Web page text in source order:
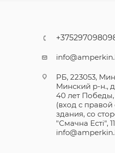
РБ, 223053,
Минский р-н.,
40 лет Победы,
(вход с
здания, со
"Смачна Естi",